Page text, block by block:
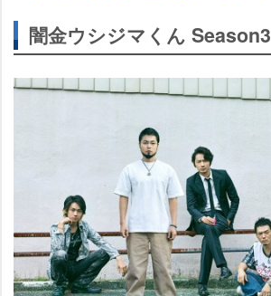
闇金ウシジマくん Season3